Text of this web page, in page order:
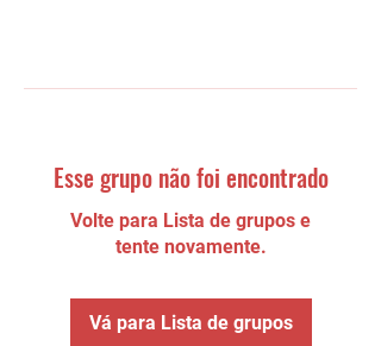
Esse grupo não foi encontrado
Volte para Lista de grupos e
tente novamente.
Vá para Lista de grupos